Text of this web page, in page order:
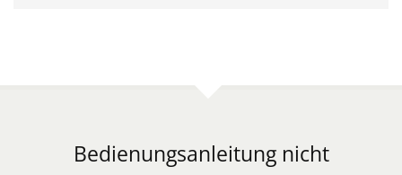
Bedienungsanleitung nicht